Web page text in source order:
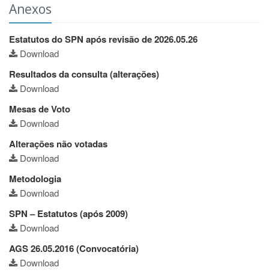
Anexos
Estatutos do SPN após revisão de 2026.05.26
Download
Resultados da consulta (alterações)
Download
Mesas de Voto
Download
Alterações não votadas
Download
Metodologia
Download
SPN – Estatutos (após 2009)
Download
AGS 26.05.2016 (Convocatória)
Download